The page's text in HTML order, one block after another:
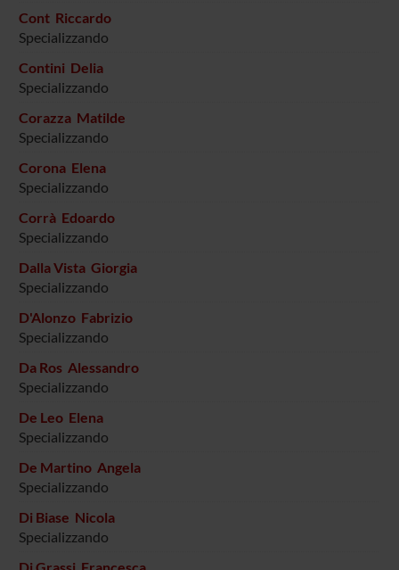
Cont Riccardo
Specializzando
Contini Delia
Specializzando
Corazza Matilde
Specializzando
Corona Elena
Specializzando
Corrà Edoardo
Specializzando
Dalla Vista Giorgia
Specializzando
D'Alonzo Fabrizio
Specializzando
Da Ros Alessandro
Specializzando
De Leo Elena
Specializzando
De Martino Angela
Specializzando
Di Biase Nicola
Specializzando